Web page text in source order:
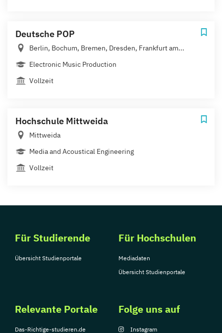
Deutsche POP
Berlin, Bochum, Bremen, Dresden, Frankfurt am...
Electronic Music Production
Vollzeit
Hochschule Mittweida
Mittweida
Media and Acoustical Engineering
Vollzeit
Für Studierende
Übersicht Studienportale
Für Hochschulen
Mediadaten
Übersicht Studienportale
Relevante Portale
Das-Richtige-studieren.de
Folge uns auf
Instagram